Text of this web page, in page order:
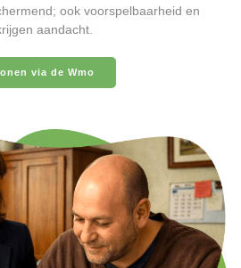
ook voorspelbaarheid en
aandacht.
via de Wmo